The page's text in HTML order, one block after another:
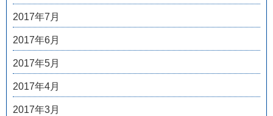
2017年7月
2017年6月
2017年5月
2017年4月
2017年3月